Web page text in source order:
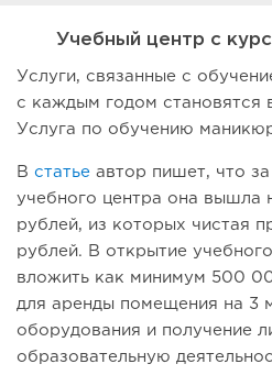
Учебный центр с
Услуги, связанные с
с каждым годом становятся
Услуга по обучению
В статье автор пишет, что
учебного центра она
рублей, из которых чистая
рублей. В открытие
вложить как минимум 500
для аренды помещения на 3
оборудования и получение
образовательную